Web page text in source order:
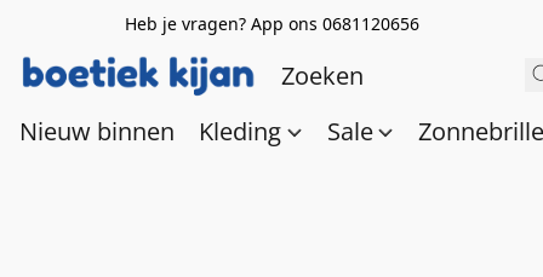
Heb je vragen? App ons 0681120656
Nieuw binnen Kleding Sale